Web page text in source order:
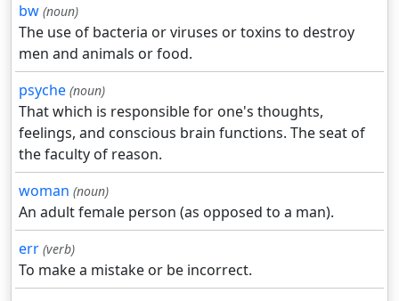
bw (noun)
The use of bacteria or viruses or toxins to destroy
men and animals or food.
psyche (noun)
That which is responsible for one's thoughts,
feelings, and conscious brain functions. The seat of
the faculty of reason.
woman (noun)
An adult female person (as opposed to a man).
err (verb)
To make a mistake or be incorrect.